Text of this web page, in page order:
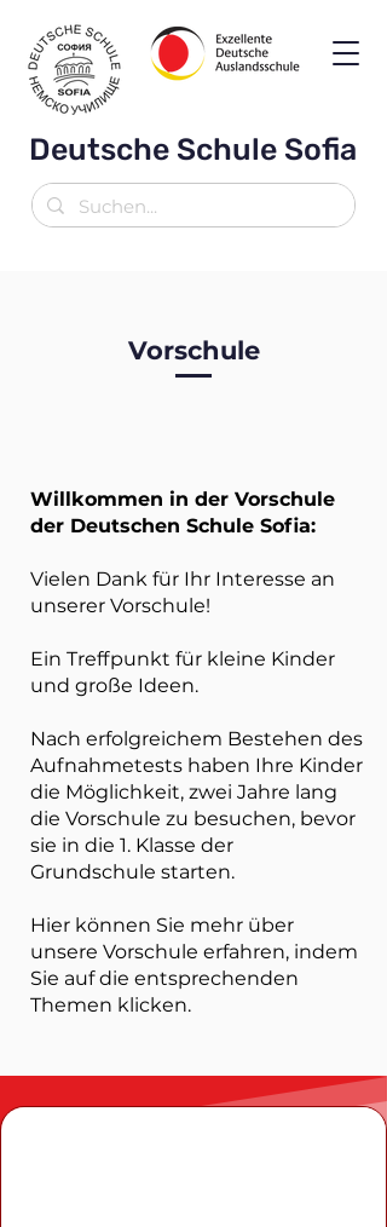
Deutsche Schule Sofia
Vorschule
Willkommen in der Vorschule
der Deutschen Schule Sofia:
Vielen Dank für Ihr Interesse an
unserer Vorschule!
Ein Treffpunkt für kleine Kinder
und große Ideen.
Nach erfolgreichem Bestehen des
Aufnahmetests haben Ihre Kinder
die Möglichkeit, zwei Jahre lang
die Vorschule zu besuchen, bevor
sie in die 1. Klasse der
Grundschule starten.
Hier können Sie mehr über
unsere Vorschule erfahren, indem
Sie auf die entsprechenden
Themen klicken.